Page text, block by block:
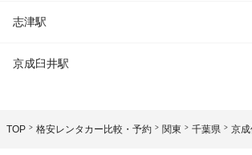
志津駅
京成臼井駅
TOP 格安レンタカー比較・予約 関東 千葉県 京成